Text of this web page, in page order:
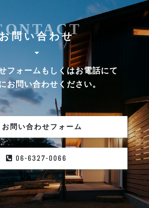
問い合わせ
フォームもしくはお電話にて
お問い合わせください。
お問い合わせフォーム
06-6327-0066